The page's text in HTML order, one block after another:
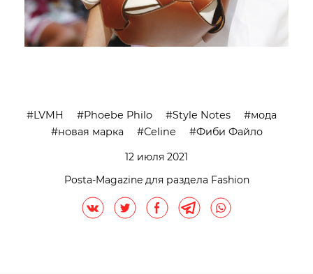
LVMH Phoebe Philo Style Notes
мода
новая марка
Сeline
Фиби Файло
12 июля 2021
Posta-Magazine для раздела Fashion